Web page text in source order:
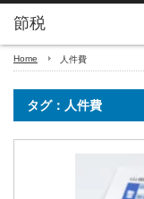
Home 人件費
タグ：人件費